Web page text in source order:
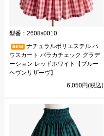
型番： 2608s0010
ナチュラルポリエステル パ
ウスカート パラカチェック グラデ
ーション レッドホワイト【ブルー
ヘヴンリザーヴ】
6,050円(税込)